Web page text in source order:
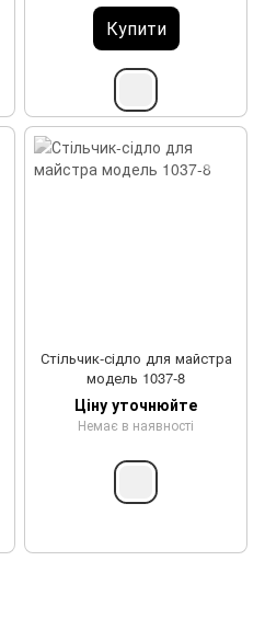
Купити
Стільчик-сідло для майстра
модель 1037-8
Ціну уточнюйте
Немає в наявності